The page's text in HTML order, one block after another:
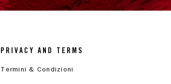
PRIVACY AND TERMS
Termini & Condizioni